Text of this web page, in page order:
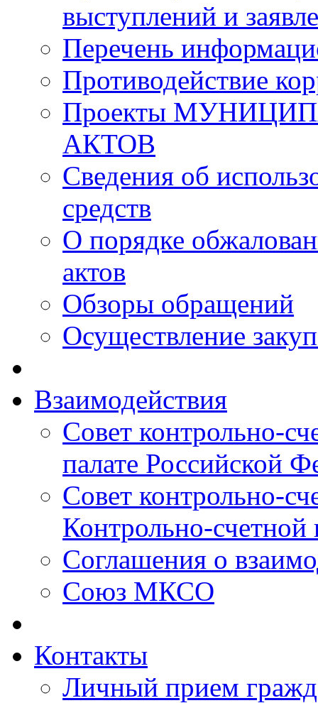
выступлений и
Перечень
Противодействие
Проекты
АКТОВ
Сведения об
средств
О порядке
актов
Обзоры обращений
Осуществление
Взаимодействия
Совет контрольно-
палате Российской
Совет контрольно-
Контрольно-счетной
Соглашения о
Союз МКСО
Контакты
Личный прием